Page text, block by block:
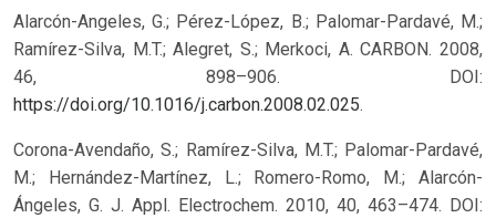
Alarcón-Angeles, G.; Pérez-López, B.; Palomar-Pardavé, M.;
Ramírez-Silva, M.T.; Alegret, S.; Merkoci, A. CARBON. 2008,
46, 898–906. DOI:
https://doi.org/10.1016/j.carbon.2008.02.025.
Corona-Avendaño, S.; Ramírez-Silva, M.T.; Palomar-Pardavé,
M.; Hernández-Martínez, L.; Romero-Romo, M.; Alarcón-
Ángeles, G. J. Appl. Electrochem. 2010, 40, 463–474. DOI: